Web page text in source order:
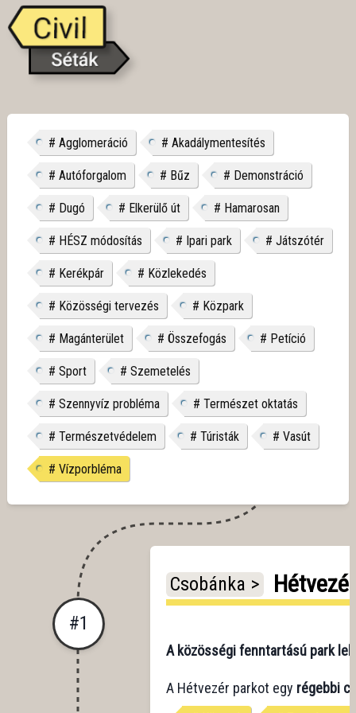
# Agglomeráció # Akadálymentesítés
# Autóforgalom # Bűz # Demonstráció
# Dugó # Elkerülő út # Hamarosan
# HÉSZ módosítás # Ipari park # Játszótér
# Kerékpár # Közlekedés
# Közösségi tervezés # Közpark
# Magánterület # Összefogás # Petíció
# Sport # Szemetelés
# Szennyvíz probléma # Természet oktatás
# Természetvédelem # Túristák # Vasút
# Vízporbléma
#1
Csobánka >
A közösségi fenntartású park
A Hétvezér parkot egy régebbi